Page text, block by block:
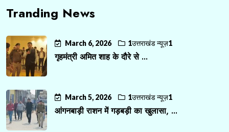
Tranding News
March 6, 2026 1उत्तराखंड न्यूज़1
गृहमंत्री अमित शाह के दौरे से ...
March 5, 2026 1उत्तराखंड न्यूज़1
आंगनबाड़ी राशन में गड़बड़ी का खुलासा, ...